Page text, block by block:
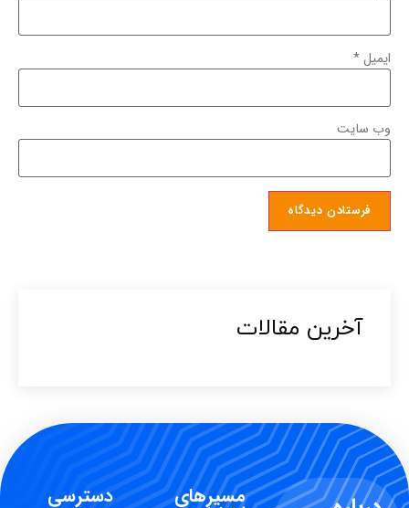
ایمیل*
وب‌ سایت
آخرین مقالات​
مسیرهای دسترسی